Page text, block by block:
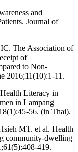
and
Journal of
The Association of
of
to Non-
2016;11(10):1-11.
Literacy in
in Lampang
56. (in Thai).
MT. et al. Health
community-dwelling
419.